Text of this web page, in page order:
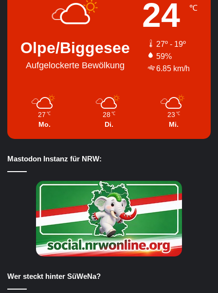
Olpe/Biggesee
Aufgelockerte Bewölkung
24 ℃
27º - 19º
59%
6.85 km/h
27 ℃
Mo.
28 ℃
Di.
23 ℃
Mi.
Mastodon Instanz für NRW:
Wer steckt hinter SüWeNa?